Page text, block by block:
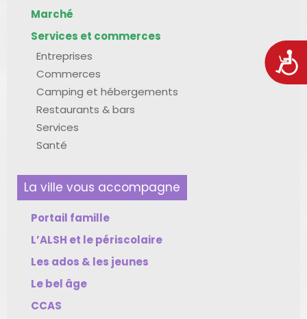
Marché
Services et commerces
Entreprises
Commerces
Camping et hébergements
Restaurants & bars
Services
Santé
La ville vous accompagne
Portail famille
L’ALSH et le périscolaire
Les ados & les jeunes
Le bel âge
CCAS